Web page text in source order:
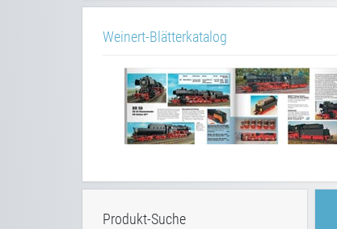
Weinert-Blätterkatalog
Produkt-Suche